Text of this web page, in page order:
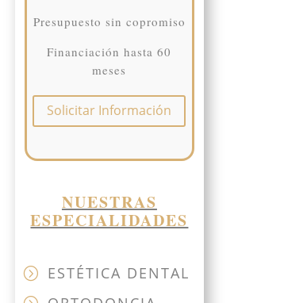
Presupuesto sin copromiso
Financiación hasta 60
meses
Solicitar Información
NUESTRAS
ESPECIALIDADES
= ESTÉTICA DENTAL